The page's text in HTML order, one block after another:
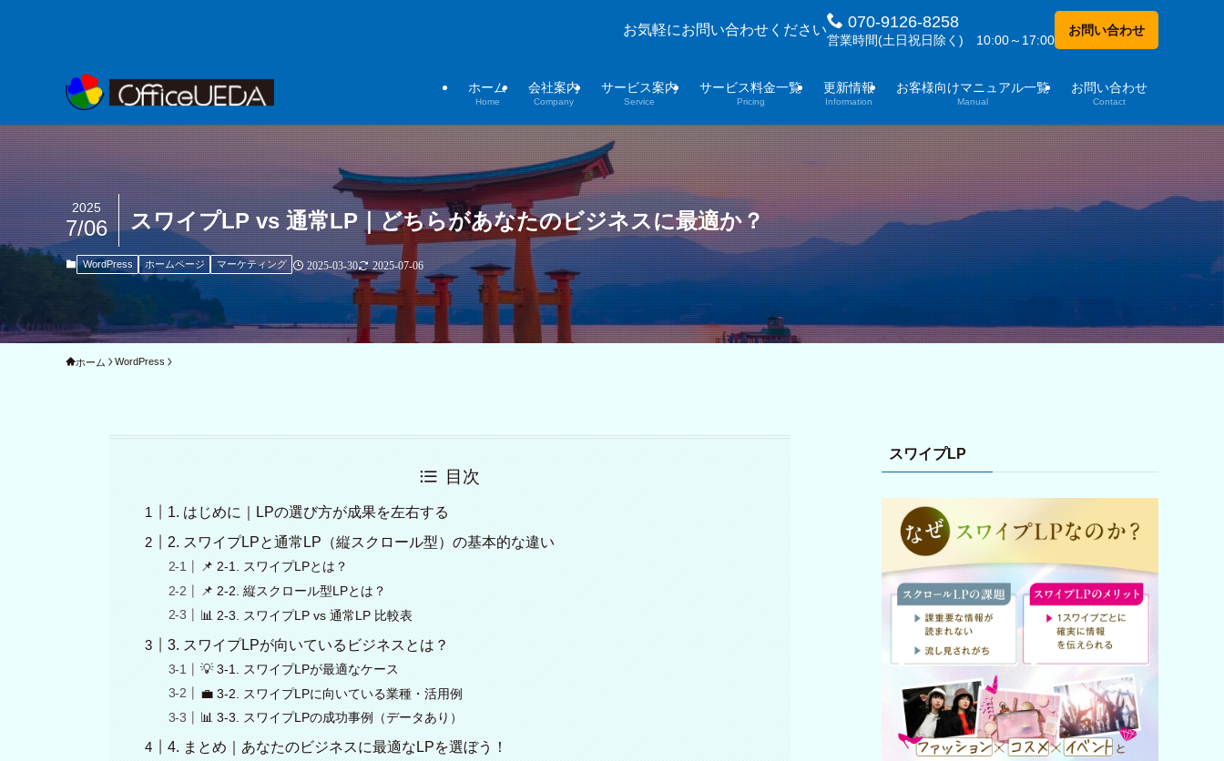
お気軽にお問い合わせください 070-9126-8258
営業時間(土日祝日除く) 10:00～17:00
お問い合わせ
ホーム
Home
会社案内
Company
サービス案内
Service
サービス料金一覧
Pricing
更新情報
Information
お客様向けマニュアル一覧
Manual
お問い合わせ
Contact
スワイプLP vs 通常LP｜どちらがあなたのビジネスに最適か？
2025
7/06
WordPress ホームページ マーケティング 2025-03-30 2025-07-06
ホーム WordPress
目次
1. はじめに｜LPの選び方が成果を左右する
2. スワイプLPと通常LP（縦スクロール型）の基本的な違い
📌 2-1. スワイプLPとは？
📌 2-2. 縦スクロール型LPとは？
📊 2-3. スワイプLP vs 通常LP 比較表
3. スワイプLPが向いているビジネスとは？
💡 3-1. スワイプLPが最適なケース
💼 3-2. スワイプLPに向いている業種・活用例
📊 3-3. スワイプLPの成功事例（データあり）
4. まとめ｜あなたのビジネスに最適なLPを選ぼう！
スワイプLP